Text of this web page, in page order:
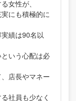
女性が、
にも積極的に
績は90名以
いう心配は必
店長やマネー
社員も少なく